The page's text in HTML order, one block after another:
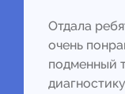
Отдала
очень
подменный